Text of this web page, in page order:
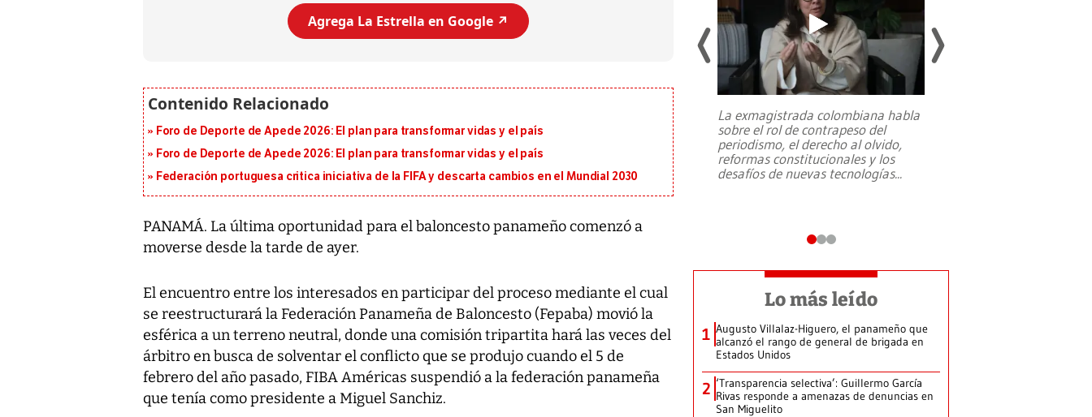
Agrega La Estrella en Google ↗️
Foro de Deporte de Apede 2026: El plan para transformar vidas y el país
Foro de Deporte de Apede 2026: El plan para transformar vidas y el país
Federación portuguesa critica iniciativa de la FIFA y descarta cambios en el Mundial 2030
PANAMÁ. La última oportunidad para el baloncesto panameño comenzó a
moverse desde la tarde de ayer.
El encuentro entre los interesados en participar del proceso mediante el cual
se reestructurará la Federación Panameña de Baloncesto (Fepaba) movió la
esférica a un terreno neutral, donde una comisión tripartita hará las veces del
árbitro en busca de solventar el conflicto que se produjo cuando el 5 de
febrero del año pasado, FIBA Américas suspendió a la federación panameña
que tenía como presidente a Miguel Sanchiz.
7,1 se registró este martes 28 de
emergencia de gran
La exmagistrada colombiana habla
sobre el rol de contrapeso del
periodismo, el derecho al olvido,
reformas constitucionales y los
desafíos de nuevas tecnologías...
Lo más leído
1 Augusto Villalaz-Higuero, el panameño que
alcanzó el rango de general de brigada en
Estados Unidos
2 ‘Transparencia selectiva’: Guillermo García
Rivas responde a amenazas de denuncias en
San Miguelito